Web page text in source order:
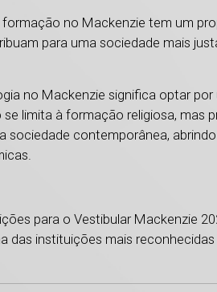
no Mackenzie tem um
para uma sociedade mais
no Mackenzie significa optar
limita à formação religiosa, mas
sociedade contemporânea,
para o Vestibular Mackenzie
das instituições mais
1